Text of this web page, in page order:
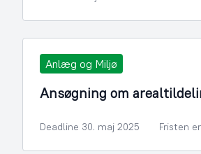
Anlæg og Miljø
Ansøgning om
Deadline 30. maj 2025 Fristen